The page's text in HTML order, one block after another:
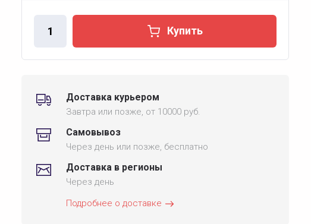
Купить
Доставка курьером
Завтра или позже, от 10000 руб.
Самовывоз
Через день или позже, бесплатно
Доставка в регионы
Через день
Подробнее о доставке